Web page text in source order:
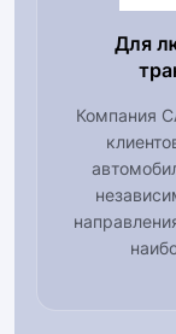
Для
Компания